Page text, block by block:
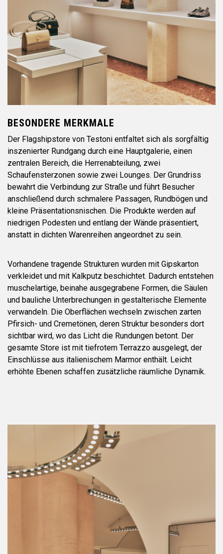
BESONDERE MERKMALE
Der Flagshipstore von Testoni entfaltet sich als sorgfältig
inszenierter Rundgang durch eine Hauptgalerie, einen
zentralen Bereich, die Herrenabteilung, zwei
Schaufensterzonen sowie zwei Lounges. Der Grundriss
bewahrt die Verbindung zur Straße und führt Besucher
anschließend durch schmalere Passagen, Rundbögen und
kleine Präsentationsnischen. Die Produkte werden auf
niedrigen Podesten und entlang der Wände präsentiert,
anstatt in dichten Warenreihen angeordnet zu sein.
Vorhandene tragende Strukturen wurden mit Gipskarton
verkleidet und mit Kalkputz beschichtet. Dadurch entstehen
muschelartige, beinahe ausgegrabene Formen, die Säulen
und bauliche Unterbrechungen in gestalterische Elemente
verwandeln. Die Oberflächen wechseln zwischen zarten
Pfirsich- und Cremetönen, deren Struktur besonders dort
sichtbar wird, wo das Licht die Rundungen betont. Der
gesamte Store ist mit tiefrotem Terrazzo ausgelegt, der
Einschlüsse aus italienischem Marmor enthält. Leicht
erhöhte Ebenen schaffen zusätzliche räumliche Dynamik.